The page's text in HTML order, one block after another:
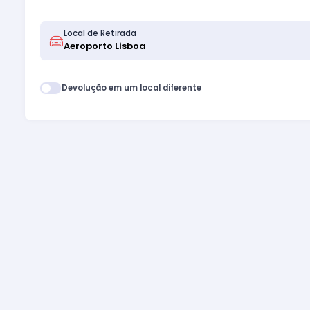
Local de Retirada
Devolução em um local diferente